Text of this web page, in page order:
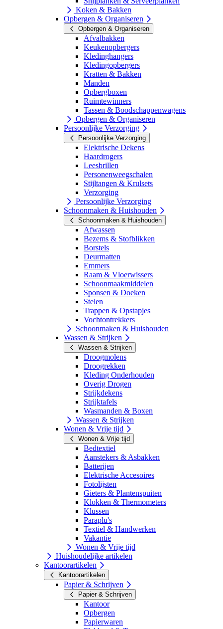
Koken & Bakken
Opbergen & Organiseren
Opbergen & Organiseren
Afvalbakken
Keukenopbergers
Kledinghangers
Kledingopbergers
Kratten & Bakken
Manden
Opbergboxen
Ruimtewinners
Tassen & Boodschappenwagens
Opbergen & Organiseren
Persoonlijke Verzorging
Persoonlijke Verzorging
Elektrische Dekens
Haardrogers
Leesbrillen
Personenweegschalen
Stijltangen & Krulsets
Verzorging
Persoonlijke Verzorging
Schoonmaken & Huishouden
Schoonmaken & Huishouden
Afwassen
Bezems & Stofblikken
Borstels
Deurmatten
Emmers
Raam & Vloerwissers
Schoonmaakmiddelen
Sponsen & Doeken
Stelen
Trappen & Opstapjes
Vochtontrekkers
Schoonmaken & Huishouden
Wassen & Strijken
Wassen & Strijken
Droogmolens
Droogrekken
Kleding Onderhouden
Overig Drogen
Strijkdekens
Strijktafels
Wasmanden & Boxen
Wassen & Strijken
Wonen & Vrije tijd
Wonen & Vrije tijd
Bedtextiel
Aanstekers & Asbakken
Batterijen
Elektrische Accesoires
Fotolijsten
Gieters & Plantenspuiten
Klokken & Thermometers
Klussen
Paraplu's
Textiel & Handwerken
Vakantie
Wonen & Vrije tijd
Huishoudelijke artikelen
Kantoorartikelen
Kantoorartikelen
Papier & Schrijven
Papier & Schrijven
Kantoor
Opbergen
Papierwaren